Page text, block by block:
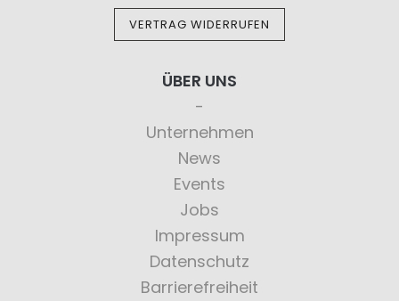
VERTRAG WIDERRUFEN
ÜBER UNS
Unternehmen
News
Events
Jobs
Impressum
Datenschutz
Barrierefreiheit